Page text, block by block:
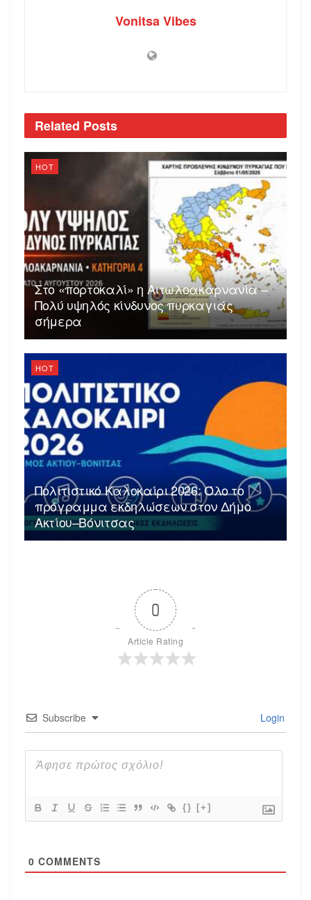
Vonitsa Vibes
Related Posts
HOT
Στο «πορτοκαλί» η Αιτωλοακαρνανία –
Πολύ υψηλός κίνδυνος πυρκαγιάς
σήμερα
HOT
Πολιτιστικό Καλοκαίρι 2026: Όλο το
πρόγραμμα εκδηλώσεων στον Δήμο
Ακτίου–Βόνιτσας
0
Article Rating
Subscribe Login
{} [+]
0 COMMENTS